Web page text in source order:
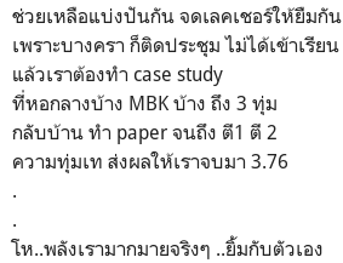
ช่วยเหลือแบ่งปันกัน จดเลคเชอร์ให้ยืมกัน
เพราะบางครา ก็ติดประชุม ไม่ได้เข้าเรียน
แล้วเราต้องทำ case study
ที่หอกลางบ้าง MBK บ้าง ถึง 3 ทุ่ม
กลับบ้าน ทำ paper จนถึง ตี1 ตี 2
ความทุ่มเท ส่งผลให้เราจบมา 3.76
.
.
โห..พลังเรามากมายจริงๆ ..ยิ้มกับตัวเอง